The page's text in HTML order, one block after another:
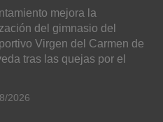
mejora la
del gimnasio del
Virgen del Carmen de
tras las quejas por el
2026